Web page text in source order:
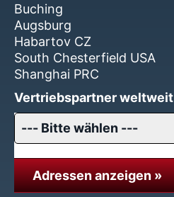
Buching
Augsburg
Habartov CZ
South Chesterfield USA
Shanghai PRC
Vertriebspartner weltweit
Adressen anzeigen »